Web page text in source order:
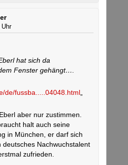
hat sich da
Fenster gehängt….
de/fussba.....04048.html
aber nur zustimmen.
halt auch seine
in München, er darf sich
deutsches Nachwuchstalent
zufrieden.